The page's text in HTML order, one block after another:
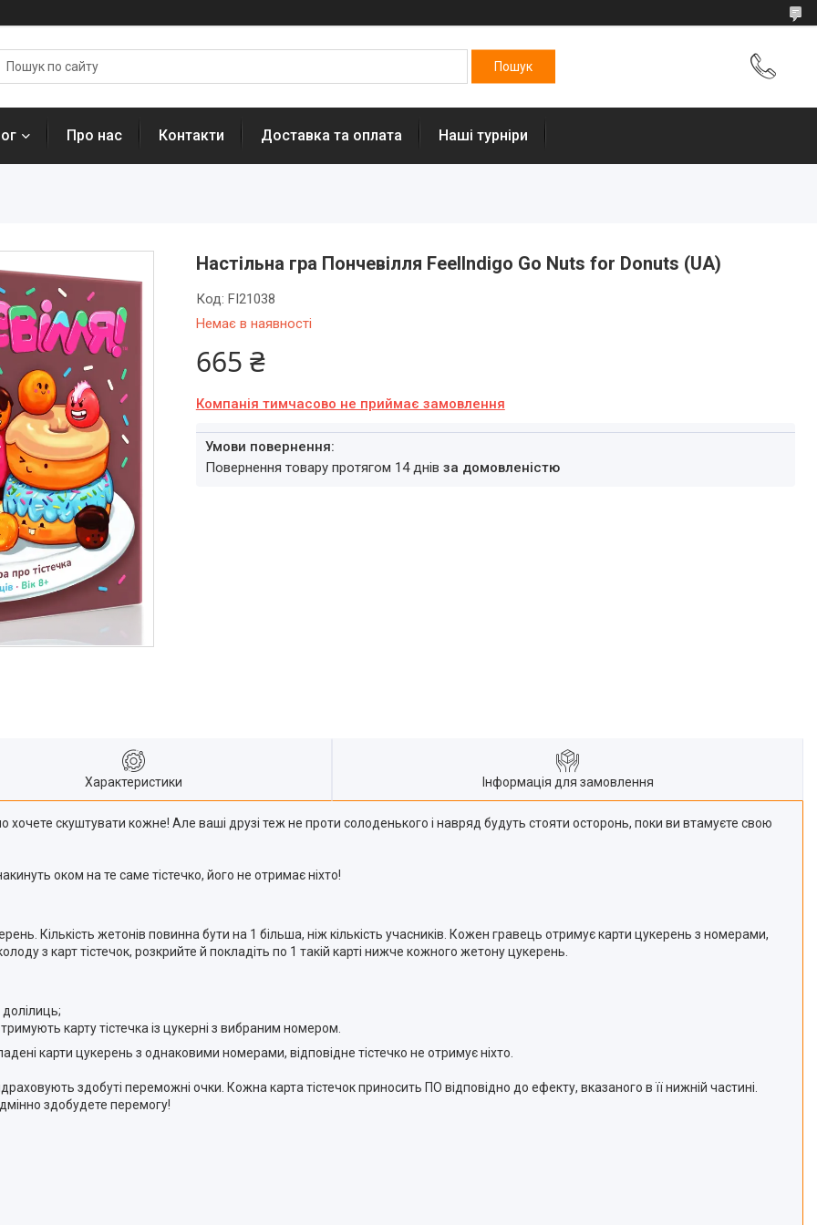
Про нас Контакти Доставка та оплата Наші турніри
Настільна гра Пончевілля FeelIndigo Go Nuts for Donuts (UA)
Немає в наявності
Код: FI21038
665 ₴
Компанія тимчасово не приймає замовлення
повернення товару протягом 14 днів за домовленістю
Характеристики Інформація для замовлення
хочете скуштувати кожне! Але ваші друзі теж не проти солоденького і навряд будуть стояти осторонь, поки ви втамуєте свою
оком на те саме тістечко, його не отримає ніхто!
Кількість жетонів повинна бути на 1 більша, ніж кількість учасників. Кожен гравець отримує карти цукерень з номерами,
з карт тістечок, розкрийте й покладіть по 1 такій карті нижче кожного жетону цукерень.
карту тістечка із цукерні з вибраним номером.
карти цукерень з однаковими номерами, відповідне тістечко не отримує ніхто.
здобуті переможні очки. Кожна карта тістечок приносить ПО відповідно до ефекту, вказаного в її нижній частині.
здобудете перемогу!